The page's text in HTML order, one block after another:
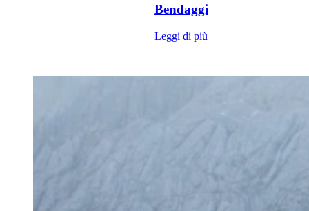
Bendaggi
Leggi di più